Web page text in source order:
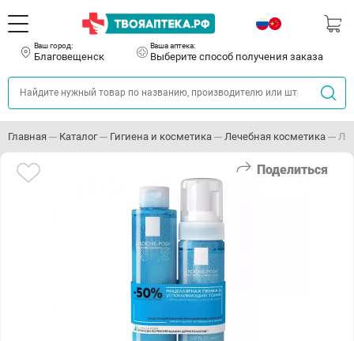
Ваш город:
Благовещенск
Ваша аптека:
Выберите способ получения заказа
Главная Каталог Гигиена и косметика Лечебная косметика Ля
Поделиться